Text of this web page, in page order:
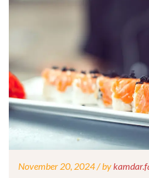
November 20, 2024 /by